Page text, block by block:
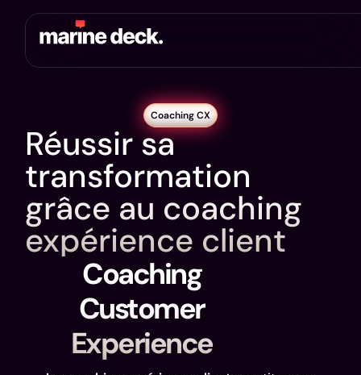
Coaching CX
Réussir sa
transformation
grâce au coaching
expérience client
Coaching
Customer
Experience